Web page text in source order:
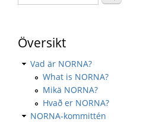
Översikt
Vad är NORNA?
What is NORNA?
Mikä NORNA?
Hvað er NORNA?
NORNA-kommittén